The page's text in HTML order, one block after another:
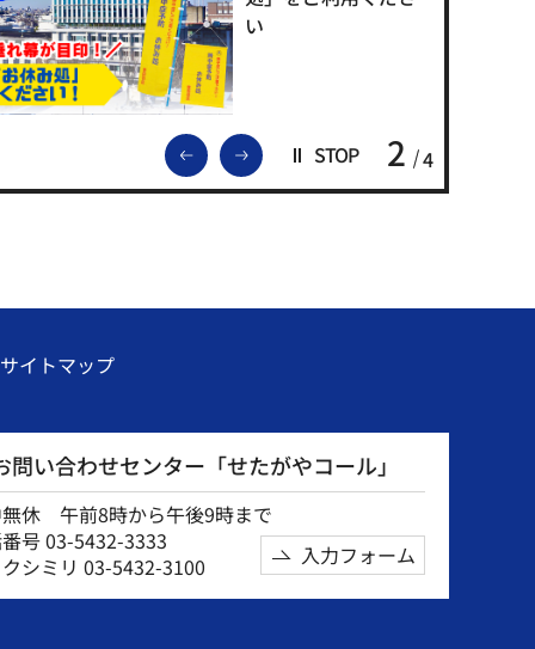
前のスライドを表示
次のスライドを表示
STOP 2 4
い
サイトマップ
問い合わせセンター「せたがやコール」
休 午前8時から午後9時まで
号 03-5432-3333
シミリ 03-5432-3100
入力フォーム